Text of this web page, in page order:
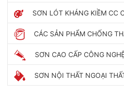
SƠN LÓT KHÁNG KIỀM CC
CÁC SẢN PHẨM CHỐNG
SƠN CAO CẤP CÔNG
SƠN NỘI THẤT NGOẠI